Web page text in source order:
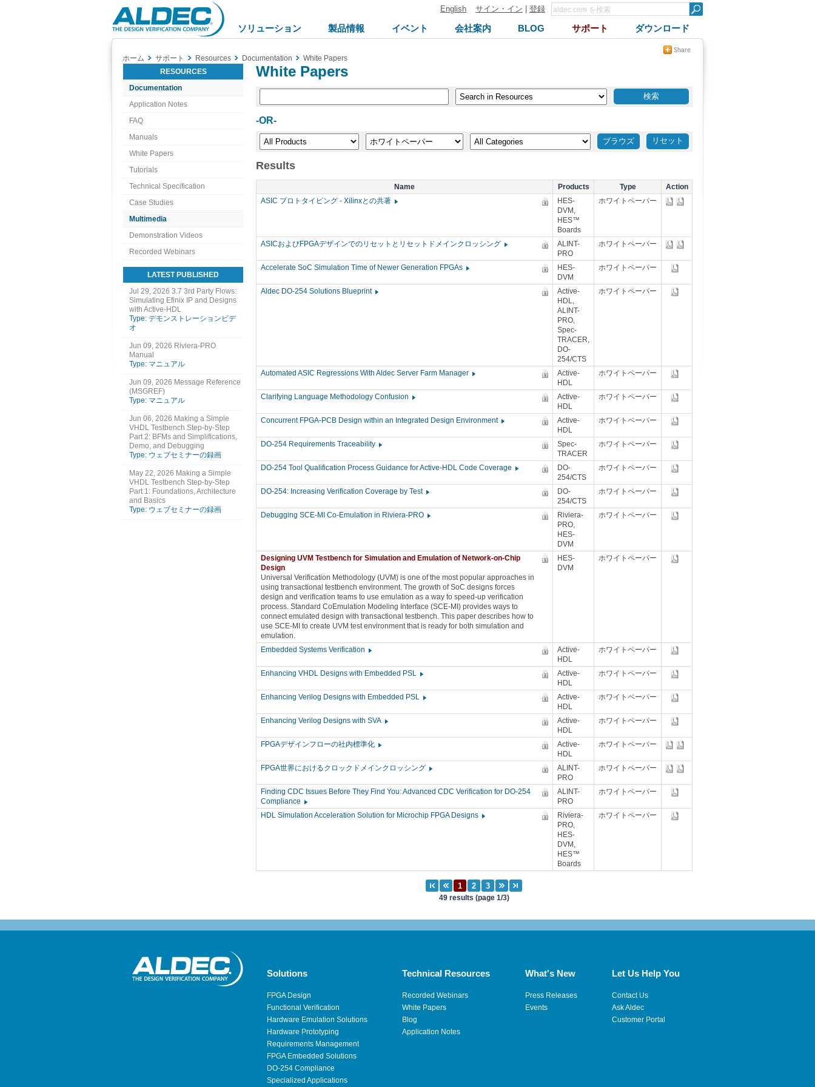
Aldec
Logo
English サイン・イン 登録
ソリューション 製品情報 イベント 会社案内 BLOG サポート ダウンロード
ホーム サポート Resources Documentation
White Papers
RESOURCES
Documentation
Application Notes
FAQ
Manuals
White Papers
Tutorials
Technical Specification
Case Studies
Multimedia
Demonstration Videos
Recorded Webinars
LATEST PUBLISHED
Jul 29, 2026 3.7 3rd Party Flows:
Simulating Efinix IP and Designs
with Active-HDL
Type: デモンストレーションビデ
オ
Jun 09, 2026 Riviera-PRO
Manual
Type: マニュアル
Jun 09, 2026 Message Reference
(MSGREF)
Type: マニュアル
Jun 06, 2026 Making a Simple
VHDL Testbench Step-by-Step
Part 2: BFMs and Simplifications,
Demo, and Debugging
Type: ウェブセミナーの録画
May 22, 2026 Making a Simple
VHDL Testbench Step-by-Step
Part 1: Foundations, Architecture
and Basics
Type: ウェブセミナーの録画
White Papers
-OR-
リセット
Results
Name Products Type
Action
ASIC プロトタイピング - Xilinxとの共著
HES-
DVM,
HES™
Boards
ホワイトペーパー
ASICおよびFPGAデザインでのリセットとリセットドメインクロッシング
ALINT-
PRO
ホワイトペーパー
Accelerate SoC Simulation Time of Newer Generation FPGAs
HES-
DVM
ホワイトペーパー
Aldec DO-254 Solutions Blueprint
Active-
HDL,
ALINT-
PRO,
Spec-
TRACER,
DO-
254/CTS
ホワイトペーパー
Automated ASIC Regressions With Aldec Server Farm Manager
Active-
HDL
ホワイトペーパー
Clarifying Language Methodology Confusion
Active-
HDL
ホワイトペーパー
Concurrent FPGA-PCB Design within an Integrated Design Environment
Active-
HDL
ホワイトペーパー
DO-254 Requirements Traceability
Spec-
TRACER
ホワイトペーパー
DO-254 Tool Qualification Process Guidance for Active-HDL Code Coverage
DO-
254/CTS
ホワイトペーパー
DO-254: Increasing Verification Coverage by Test
DO-
254/CTS
ホワイトペーパー
Debugging SCE-MI Co-Emulation in Riviera-PRO
Riviera-
PRO,
HES-
DVM
ホワイトペーパー
Designing UVM Testbench for Simulation and Emulation of Network-on-Chip
Design
Universal Verification Methodology (UVM) is one of the most popular approaches in
using transactional testbench environment. The growth of SoC designs forces
design and verification teams to use emulation as a way to speed-up verification
process. Standard CoEmulation Modeling Interface (SCE-MI) provides ways to
connect emulated design with transactional testbench. This paper describes how to
use SCE-MI to create UVM test environment that is ready for both simulation and
emulation.
HES-
DVM
ホワイトペーパー
Embedded Systems Verification
Active-
HDL
ホワイトペーパー
Enhancing VHDL Designs with Embedded PSL
Active-
HDL
ホワイトペーパー
Enhancing Verilog Designs with Embedded PSL
Active-
HDL
ホワイトペーパー
Enhancing Verilog Designs with SVA
Active-
HDL
ホワイトペーパー
FPGAデザインフローの社内標準化
Active-
HDL
ホワイトペーパー
FPGA世界におけるクロックドメインクロッシング
ALINT-
PRO
ホワイトペーパー
Finding CDC Issues Before They Find You: Advanced CDC Verification for DO-254
Compliance
ALINT-
PRO
ホワイトペーパー
HDL Simulation Acceleration Solution for Microchip FPGA Designs
Riviera-
PRO,
HES-
DVM,
HES™
Boards
ホワイトペーパー
49 results (page 1/3)
Solutions
FPGA Design
Functional Verification
Hardware Emulation Solutions
Hardware Prototyping
Requirements Management
FPGA Embedded Solutions
DO-254 Compliance
Specialized Applications
Technical Resources
Recorded Webinars
White Papers
Blog
Application Notes
What's New
Press Releases
Events
Let Us Help You
Contact Us
Ask Aldec
Customer Portal